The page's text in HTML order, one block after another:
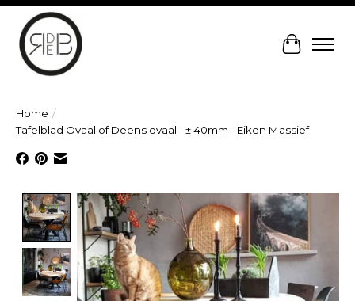
Home /
Tafelblad Ovaal of Deens ovaal - ± 40mm - Eiken Massief
Product image slideshow Items